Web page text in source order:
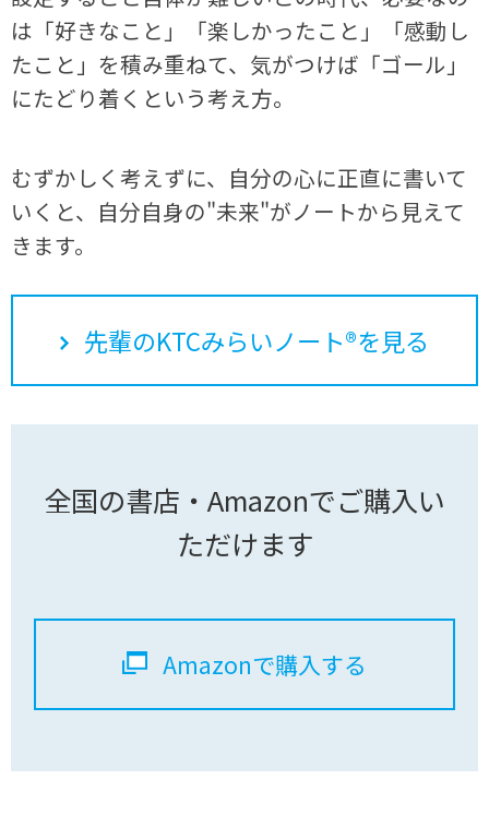
は「好きなこと」「楽しかったこと」「感動し
たこと」を積み重ねて、気がつけば「ゴール」
にたどり着くという考え方。
むずかしく考えずに、自分の心に正直に書いて
いくと、自分自身の"未来"がノートから見えて
きます。
先輩のKTCみらいノート®を見る
全国の書店・Amazonでご購入い
ただけます
Amazonで購入する